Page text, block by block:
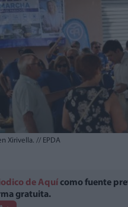
Xirivella. // EPDA
de Aquí como fuente
gratuita.